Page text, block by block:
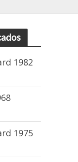
1982
1975